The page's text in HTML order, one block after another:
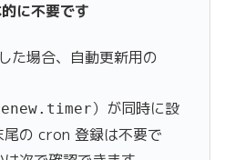
に不要です
た場合、自動更新用の
）が同時に設
尾の cron 登録は不要で